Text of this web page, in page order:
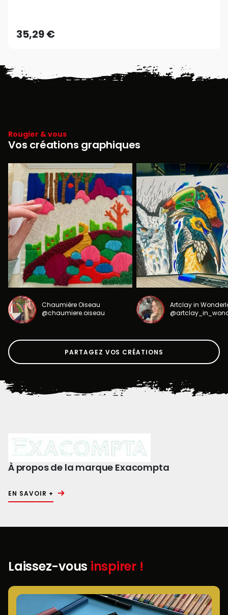
35,29 €
Rougier & vous
Vos créations graphiques
Chaumière Oiseau
@chaumiere.oiseau
Artclay in
PARTAGEZ VOS CRÉATIONS
À propos de la marque Exacompta
EN SAVOIR +
Laissez-vous inspirer !